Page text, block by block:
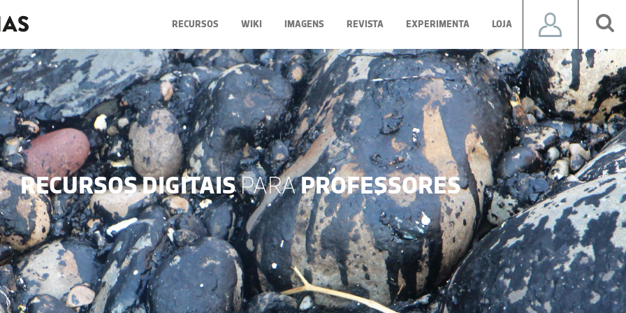
RECURSOS WIKI IMAGENS REVISTA EXPERIMENTA LOJA
RECURSOS DIGITAISPARAPROFESSORES